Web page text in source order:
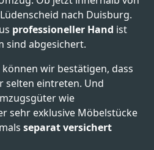
nach Duisburg.
professioneller Hand ist
sind abgesichert.
wir bestätigen, dass
selten eintreten. Und
wie
sehr exklusive Möbelstücke
separat versichert